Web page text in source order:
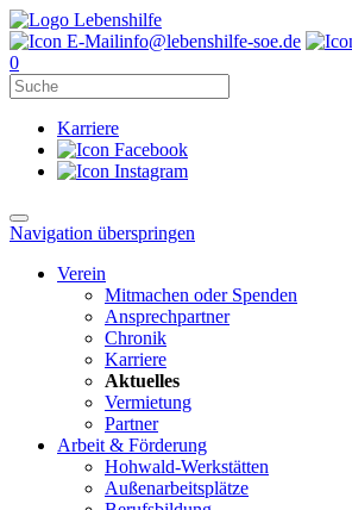
info@lebenshilfe-soe.de
0
Karriere
Navigation überspringen
Verein
Mitmachen oder Spenden
Ansprechpartner
Chronik
Karriere
Aktuelles
Vermietung
Partner
Arbeit & Förderung
Hohwald-Werkstätten
Außenarbeitsplätze